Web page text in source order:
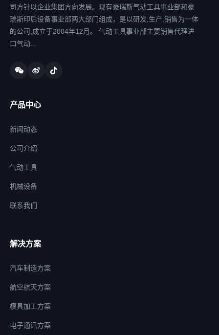
司方针以企业集团方向发展。现有豪瑞斯气动工具事业部和豪
瑞斯印后设备事业部两大部门组成，是以研发,生产,销售为一体
的公司,成立于2004年12月。 气动工具事业部主要销售代理进
口气动...
产品中心
新闻动态
公司介绍
气动工具
机械设备
联系我们
解决方案
汽车制造方案
航空航天方案
模具加工方案
电子通讯方案